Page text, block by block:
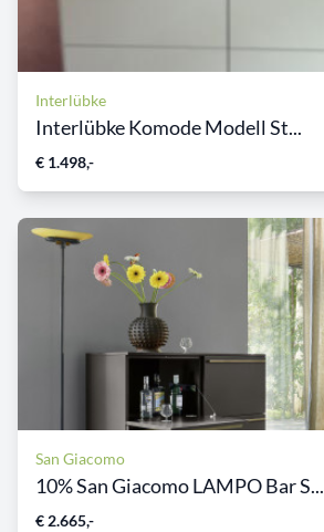
Interlübke
Interlübke Komode Modell St...
€ 1.498,-
San Giacomo
10% San Giacomo LAMPO Bar S...
€ 2.665,-